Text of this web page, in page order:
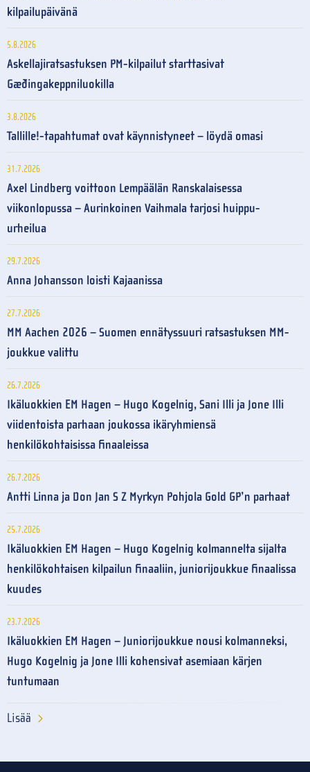
kilpailupäivänä
5.8.2026
Askellajiratsastuksen PM-kilpailut starttasivat
Gæðingakeppniluokilla
3.8.2026
Tallille!-tapahtumat ovat käynnistyneet – löydä omasi
31.7.2026
Axel Lindberg voittoon Lempäälän Ranskalaisessa
viikonlopussa – Aurinkoinen Vaihmala tarjosi huippu-
urheilua
29.7.2026
Anna Johansson loisti Kajaanissa
27.7.2026
MM Aachen 2026 – Suomen ennätyssuuri ratsastuksen MM-
joukkue valittu
26.7.2026
Ikäluokkien EM Hagen – Hugo Kogelnig, Sani Illi ja Jone Illi
viidentoista parhaan joukossa ikäryhmiensä
henkilökohtaisissa finaaleissa
26.7.2026
Antti Linna ja Don Jan S Z Myrkyn Pohjola Gold GP’n parhaat
25.7.2026
Ikäluokkien EM Hagen – Hugo Kogelnig kolmannelta sijalta
henkilökohtaisen kilpailun finaaliin, juniorijoukkue finaalissa
kuudes
23.7.2026
Ikäluokkien EM Hagen – Juniorijoukkue nousi kolmanneksi,
Hugo Kogelnig ja Jone Illi kohensivat asemiaan kärjen
tuntumaan
Lisää